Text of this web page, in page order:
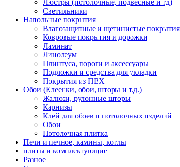
Люстры (потолочные, подвесные и тд)
Светильники
Напольные покрытия
Влагозащитные и щетинистые покрытия
Ковровые покрытия и дорожки
Ламинат
Линолеум
Плинтуса, пороги и аксессуары
Подложки и средства для укладки
Покрытия из ПВХ
Обои (Клеенки, обои, шторы и т.д.)
Жалюзи, рулонные шторы
Карнизы
Клей для обоев и потолочных изделий
Обои
Потолочная плитка
Печи и печное, камины, котлы
плиты и комплектующие
Разное